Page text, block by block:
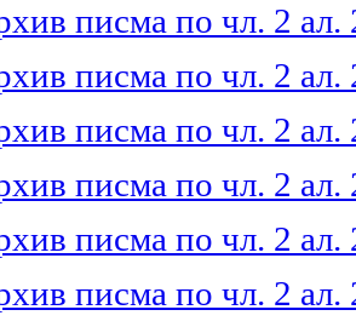
писма по чл. 2 ал.
писма по чл. 2 ал.
писма по чл. 2 ал.
писма по чл. 2 ал.
писма по чл. 2 ал.
писма по чл. 2 ал.